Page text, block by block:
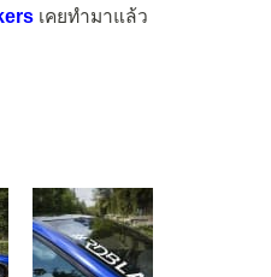
เคยทำมาแล้ว